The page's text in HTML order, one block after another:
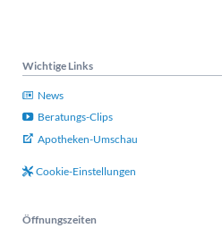
Wichtige Links
News
Beratungs-Clips
Apotheken-Umschau
Cookie-Einstellungen
Öffnungszeiten